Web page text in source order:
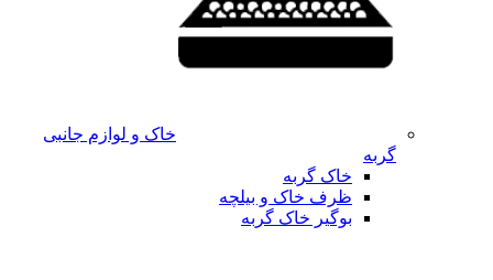
خاک و لوازم جانبی
گربه
خاک گربه
ظرف خاک و بیلچه
بوگیر خاک گربه